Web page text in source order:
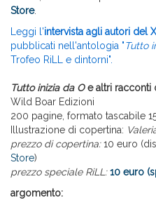
Store.
Leggi l'intervista agli autori del
pubblicati nell'antologia "Tutto
Trofeo RiLL e dintorni".
Tutto inizia da Oe altri racconti
Wild Boar Edizioni
200 pagine, formato tascabile
Illustrazione di copertina:
prezzo di copertina:10 euro
Store)
prezzo speciale RiLL: 10 euro
argomento: